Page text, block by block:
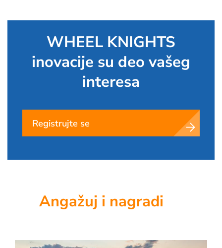
WHEEL KNIGHTS
inovacije su deo vašeg
interesa
Registrujte se
Angažuj i nagradi